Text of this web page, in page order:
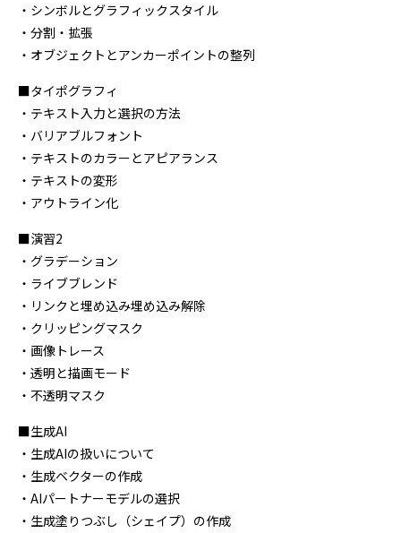
・シンボルとグラフィックスタイル
・分割・拡張
・オブジェクトとアンカーポイントの整列
■タイポグラフィ
・テキスト入力と選択の方法
・バリアブルフォント
・テキストのカラーとアピアランス
・テキストの変形
・アウトライン化
■演習2
・グラデーション
・ライブブレンド
・リンクと埋め込み埋め込み解除
・クリッピングマスク
・画像トレース
・透明と描画モード
・不透明マスク
■生成AI
・生成AIの扱いについて
・生成ベクターの作成
・AIパートナーモデルの選択
・生成塗りつぶし（シェイプ）の作成